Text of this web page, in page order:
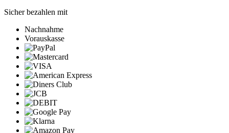
Sicher bezahlen mit
Nachnahme
Vorauskasse